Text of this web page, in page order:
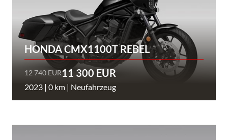
HONDA CMX1100T REBEL
12 740 EUR11 300 EUR
2023 | 0 km | Neufahrzeug